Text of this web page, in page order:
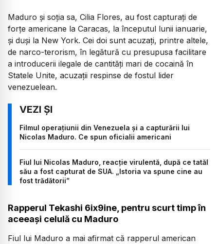
Maduro și soția sa, Cilia Flores, au fost capturați de
forțe americane la Caracas, la începutul lunii ianuarie,
și duși la New York. Cei doi sunt acuzați, printre altele,
de narco-terorism, în legătură cu presupusa facilitare
a introducerii ilegale de cantități mari de cocaină în
Statele Unite, acuzații respinse de fostul lider
venezuelean.
Filmul operațiunii din Venezuela și a capturării lui
Nicolas Maduro. Ce spun oficialii americani
Fiul lui Nicolas Maduro, reacție virulentă, după ce tatăl
său a fost capturat de SUA. „Istoria va spune cine au
fost trădătorii”
Rapperul Tekashi 6ix9ine, pentru scurt timp în
aceeași celulă cu Maduro
Fiul lui Maduro a mai afirmat că rapperul american